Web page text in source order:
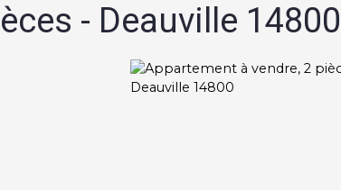
- Deauville 14800